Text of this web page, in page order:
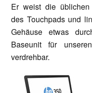
Er weist die üblichen
des Touchpads und
Gehäuse etwas
Baseunit für
verdrehbar.